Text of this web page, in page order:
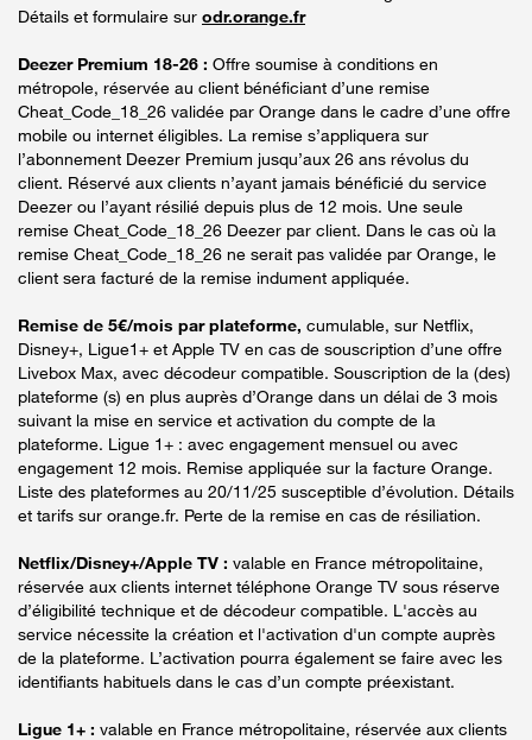
Détails et formulaire sur odr.orange.fr
Deezer Premium 18-26 : Offre soumise à conditions en
métropole, réservée au client bénéficiant d’une remise
Cheat_Code_18_26 validée par Orange dans le cadre d’une offre
mobile ou internet éligibles. La remise s’appliquera sur
l’abonnement Deezer Premium jusqu’aux 26 ans révolus du
client. Réservé aux clients n’ayant jamais bénéficié du service
Deezer ou l’ayant résilié depuis plus de 12 mois. Une seule
remise Cheat_Code_18_26 Deezer par client. Dans le cas où la
remise Cheat_Code_18_26 ne serait pas validée par Orange, le
client sera facturé de la remise indument appliquée.
Remise de 5€/mois par plateforme, cumulable, sur Netflix,
Disney+, Ligue1+ et Apple TV en cas de souscription d’une offre
Livebox Max, avec décodeur compatible. Souscription de la (des)
plateforme (s) en plus auprès d’Orange dans un délai de 3 mois
suivant la mise en service et activation du compte de la
plateforme. Ligue 1+ : avec engagement mensuel ou avec
engagement 12 mois. Remise appliquée sur la facture Orange.
Liste des plateformes au 20/11/25 susceptible d’évolution. Détails
et tarifs sur orange.fr. Perte de la remise en cas de résiliation.
Netflix/Disney+/Apple TV : valable en France métropolitaine,
réservée aux clients internet téléphone Orange TV sous réserve
d’éligibilité technique et de décodeur compatible. L'accès au
service nécessite la création et l'activation d'un compte auprès
de la plateforme. L’activation pourra également se faire avec les
identifiants habituels dans le cas d’un compte préexistant.
Ligue 1+ : valable en France métropolitaine, réservée aux clients